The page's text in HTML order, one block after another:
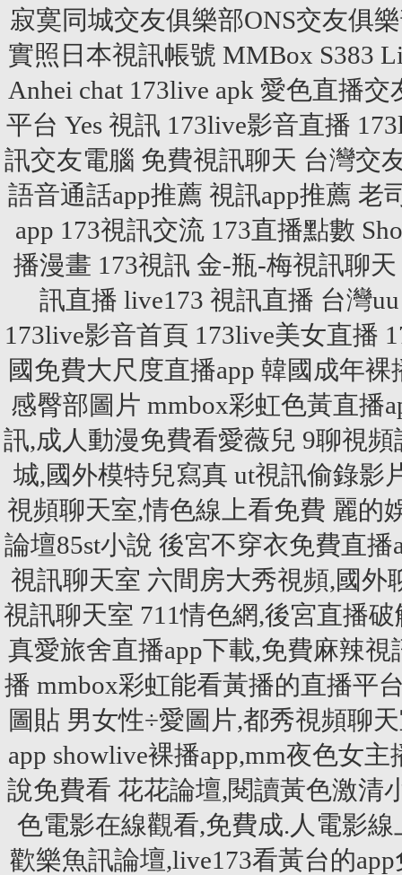
寂寞同城交友俱樂部ONS交友俱
實照日本視訊帳號 MMBox S383
Anhei chat 173live apk 愛色直播交
平台 Yes 視訊 173live影音直播
訊交友電腦 免費視訊聊天 台灣交
語音通話app推薦 視訊app推薦 老
app 173視訊交流 173直播點數
播漫畫 173視訊 金-瓶-梅視訊聊天
訊直播 live173 視訊直播 台灣uu
173live影音首頁 173live美女直播
國免費大尺度直播app 韓國成年裸
感臀部圖片 mmbox彩虹色黃直播
訊,成人動漫免費看愛薇兒 9聊視
城,國外模特兒寫真 ut視訊偷錄影
視頻聊天室,情色線上看免費 麗的
論壇85st小說 後宮不穿衣免費直播
視訊聊天室 六間房大秀視頻,國外
視訊聊天室 711情色網,後宮直播破
真愛旅舍直播app下載,免費麻辣視
播 mmbox彩虹能看黃播的直播平
圖貼 男女性÷愛圖片,都秀視頻聊
app showlive裸播app,mm夜色女
說免費看 花花論壇,閱讀黃色激清
色電影在線觀看,免費成.人電影線
歡樂魚訊論壇,live173看黃台的